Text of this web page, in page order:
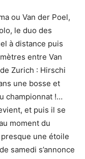
ou Van der Poel,
le duo des
à distance puis
entre Van
Zurich : Hirschi
une bosse et
championnat !…
et puis il se
moment du
une étoile
samedi s’annonce